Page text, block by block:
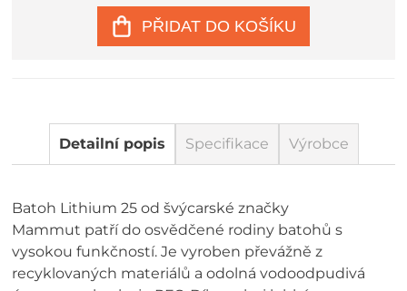
PŘIDAT DO KOŠÍKU
Detailní popis Specifikace Výrobce
Batoh Lithium 25 od švýcarské značky
Mammut patří do osvědčené rodiny batohů s
vysokou funkčností. Je vyroben převážně z
recyklovaných materiálů a odolná vodoodpudivá